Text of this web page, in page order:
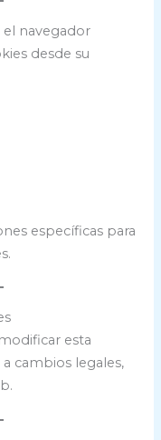
el navegador
desde su
específicas para
esta
cambios legales,